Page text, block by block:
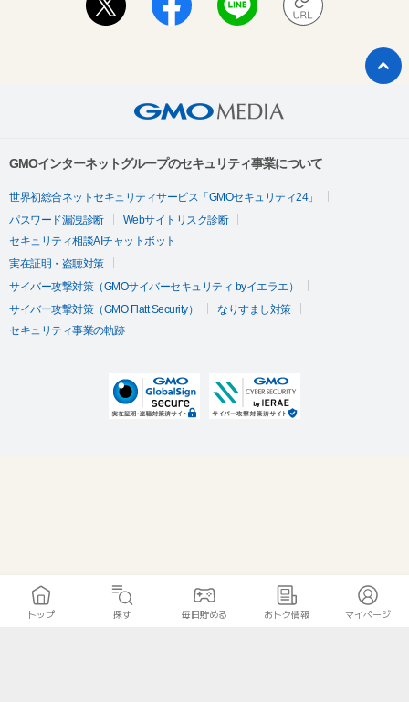
GMOインターネットグループのセキュリティ事業について
世界初総合ネットセキュリティサービス「GMOセキュリティ24」
パスワード漏洩診断
Webサイトリスク診断
セキュリティ相談AIチャットボット
実在証明・盗聴対策
サイバー攻撃対策（GMOサイバーセキュリティ byイエラエ）
サイバー攻撃対策（GMO Flatt Security）
なりすまし対策
セキュリティ事業の軌跡
トップ 探す 毎日貯める おトク情報 マイページ